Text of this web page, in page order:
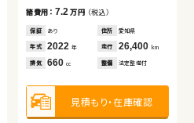
諸費用： 7.2万円 （税込）
保証 あり 住所 愛知県
年式 2022年 走行 26,400 km
排気 660cc 整備 法定整備付
見積もり・在庫確認
60.2万円
車両本体価格
諸費用：15.6万円 （税込）
保証 あり 住所 埼玉県
排気 2,000cc 整備 法定整備付
諸費用： 7.6万円 （税込）
保証 なし 住所 岡山県
年式 2021年 走行 17,500 km
排気 2,500 整備 法定整備付
見積もり・在庫確認